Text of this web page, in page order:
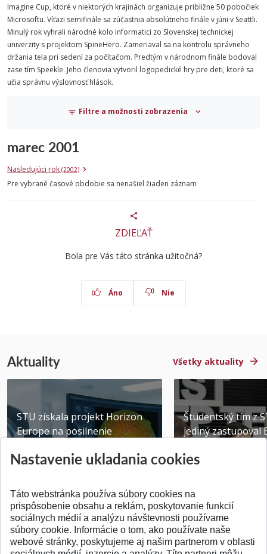
Imagine Cup, ktoré v niektorých krajinách organizuje približne 50 pobočiek
Microsoftu. Víťazi semifinále sa zúčastnia absolútneho finále v júni v Seattli.
Minulý rok vyhrali národné kolo informatici zo Slovenskej technickej
univerzity s projektom SpineHero. Zameriaval sa na kontrolu správneho
držania tela pri sedení za počítačom. Predtým v národnom finále bodoval
zase tím Speekle. Jeho členovia vytvoril logopedické hry pre deti, ktoré sa
učia správnu výslovnosť hlások.
Filtre a možnosti zobrazenia
marec 2001
Nasledujúci rok (2002)
Pre vybrané časové obdobie sa nenašiel žiaden záznam
ZDIEĽAŤ
Bola pre Vás táto stránka užitočná?
Áno Nie
Aktuality Všetky aktuality
STU získala projekt Horizon
Europe na posilnenie
Publikované 31.07.2026
Študentský tím z
jediný zastupoval
Publikované
SPÄŤ NA VRCH
Nastavenie ukladania cookies
Táto webstránka používa súbory cookies na
prispôsobenie obsahu a reklám, poskytovanie funkcií
sociálnych médií a analýzu návštevnosti používame
súbory cookie. Informácie o tom, ako používate naše
webové stránky, poskytujeme aj našim partnerom v oblasti